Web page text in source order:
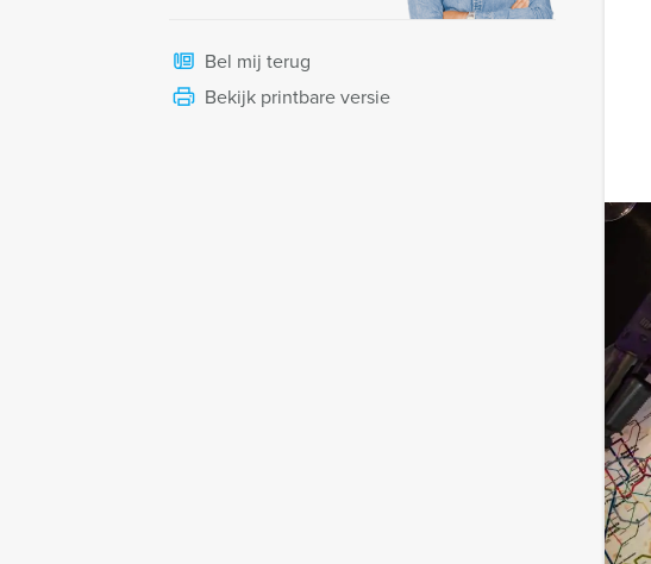
Bel mij terug
Bekijk printbare versie